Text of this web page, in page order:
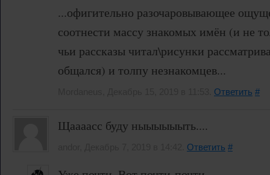
...офигительно разочаровывающее
соотнести массу знакомых имён (и не
чьи рассказы читал\рисунки
общался) и толпу незнакомцев...
Ответить #
Щаааасс буду ныыыыыыть....
Ответить #